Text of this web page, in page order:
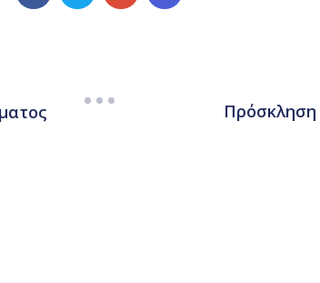
Πρόσκληση